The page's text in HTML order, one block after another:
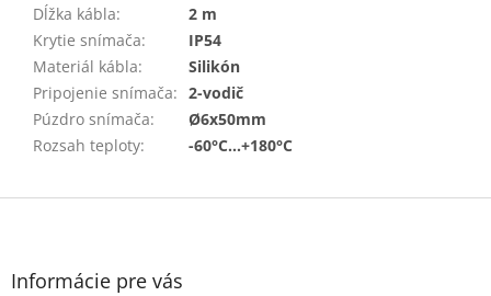
Dĺžka kábla:
2 m
Krytie snímača:
IP54
Materiál kábla:
Silikón
Pripojenie snímača: 2-vodič
Púzdro snímača:
Ø6x50mm
Rozsah teploty: -60°C...+180°C
Z
Informácie pre vás